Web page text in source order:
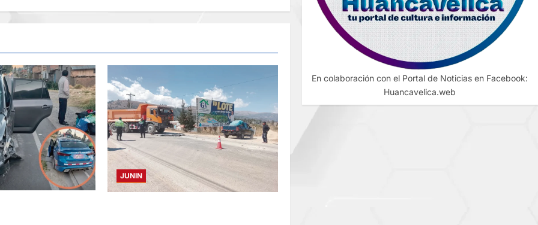
JUNIN
En colaboración con el Portal de Noticias en Facebook:
Huancavelica.web